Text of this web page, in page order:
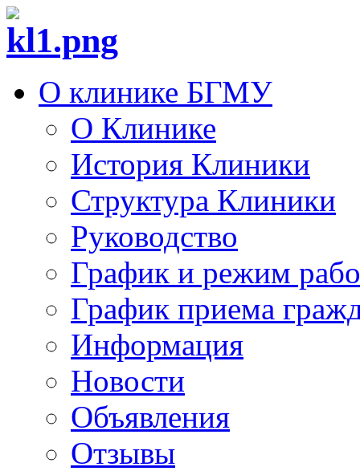
О клинике БГМУ
О Клинике
История Клиники
Структура Клиники
Руководство
График и режим
График приема
Информация
Новости
Объявления
Отзывы